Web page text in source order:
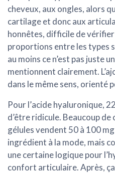
cheveux, aux ongles, alors
cartilage et donc aux
honnêtes, difficile de vérifier
proportions entre les types
au moins ce n’est pas juste
mentionnent clairement.
dans le même sens, orienté
Pour l’acide hyaluronique,
d’être ridicule. Beaucoup de
gélules vendent 50 à 100
ingrédient à la mode, mais
une certaine logique pour
confort articulaire. Après,